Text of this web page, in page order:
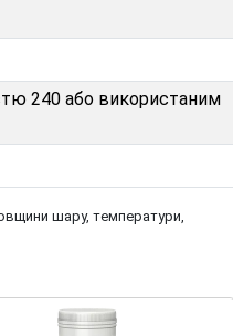
240 або використаним
шару, температури,